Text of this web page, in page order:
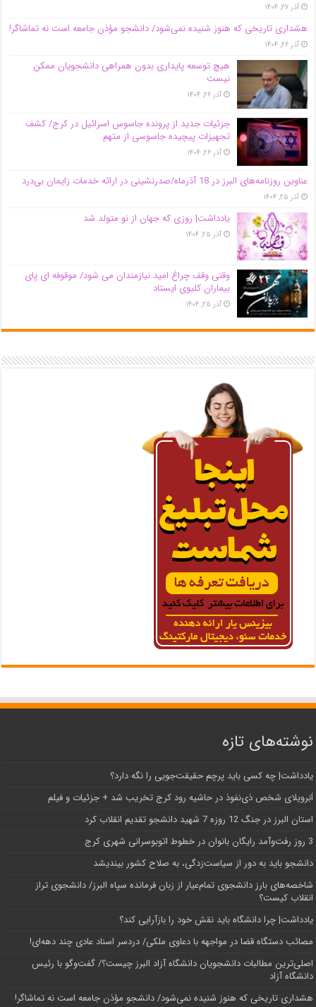
آذر ۲۷, ۱۴۰۴
هشداری تاریخی که هنوز شنیده نمی‌شود/ دانشجو مؤذن جامعه است نه تماشاگر!
آذر ۲۶, ۱۴۰۴
هیچ توسعه پایداری بدون همراهی دانشجویان ممکن
نیست
آذر ۲۶, ۱۴۰۴
جزئیات جدید از پرونده جاسوس اسرائیل در کرج/‌ کشف
تجهیزات پیچیده جاسوسی از متهم
آذر ۲۶, ۱۴۰۴
عناوین روزنامه‌های البرز در ‌18 آذرماه/صدرنشینی در ارائه خدمات زایمان بی‌درد
آذر ۲۵, ۱۴۰۴
یادداشت| روزی که جهان از نو متولد شد
آذر ۲۵, ۱۴۰۴
وقتی وقف چراغ امید نیازمندان می شود/ موقوفه ای پای
بیماران کلیوی ایستاد
آذر ۲۵, ۱۴۰۴
نوشته‌های تازه
یادداشت| ‌چه کسی باید پرچم حقیقت‌جویی را نگه دارد؟
اَبَر‌ویلای شخص ذی‌نفوذ در حاشیه‌ رود کرج تخریب شد + جزئیات و فیلم
استان البرز در جنگ 12 روزه 7 شهید دانشجو تقدیم انقلاب کرد
3 روز رفت‌وآمد رایگان بانوان در خطوط اتوبوسرانی شهری کرج
دانشجو باید به دور از سیاست‌زدگی، به صلاح کشور بیندیشد
شاخصه‌های بارز دانشجوی تمام‌عیار از زبان فرمانده سپاه البرز/ دانشجوی تراز
انقلاب کیست؟
یادداشت| چرا دانشگاه باید نقش خود را بازآرایی کند؟
مصائب دستگاه قضا در مواجهه با دعاوی ملکی/ دردسر اسناد عادی چند‌ دهه‌ای!
اصلی‌ترین مطالبات دانشجویان دانشگاه آزاد البرز چیست؟/ گفت‌وگو با رئیس
دانشگاه آز‌اد
هشداری تاریخی که هنوز شنیده نمی‌شود/ دانشجو مؤذن جامعه است نه تماشاگر!